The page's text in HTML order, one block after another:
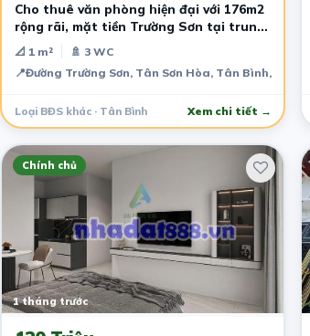
Cho thuê văn phòng hiện đại với 176m2
rộng rãi, mặt tiền Trường Sơn tại trung
tâm Tân Bình
📐 1 m²
🚿 3 WC
📍Đường Trường Sơn, Tân Sơn Hòa, Tân Bình, TPHCM
Loại BĐS khác · Tân Bình Xem chi tiết →
Chính chủ
1 tháng trước